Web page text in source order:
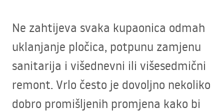
Ne zahtijeva svaka kupaonica odmah
uklanjanje pločica, potpunu zamjenu
sanitarija i višednevni ili višesedmični
remont. Vrlo često je dovoljno nekoliko
dobro promišljenih promjena kako bi